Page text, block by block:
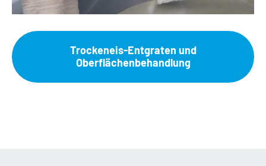
Trockeneis-Entgraten und
Oberflächenbehandlung